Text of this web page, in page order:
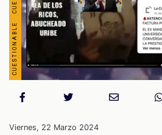
Viernes, 22 Marzo 2024